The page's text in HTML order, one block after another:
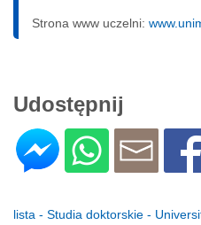
Strona www uczelni:
Udostępnij
lista - Studia doktorskie -